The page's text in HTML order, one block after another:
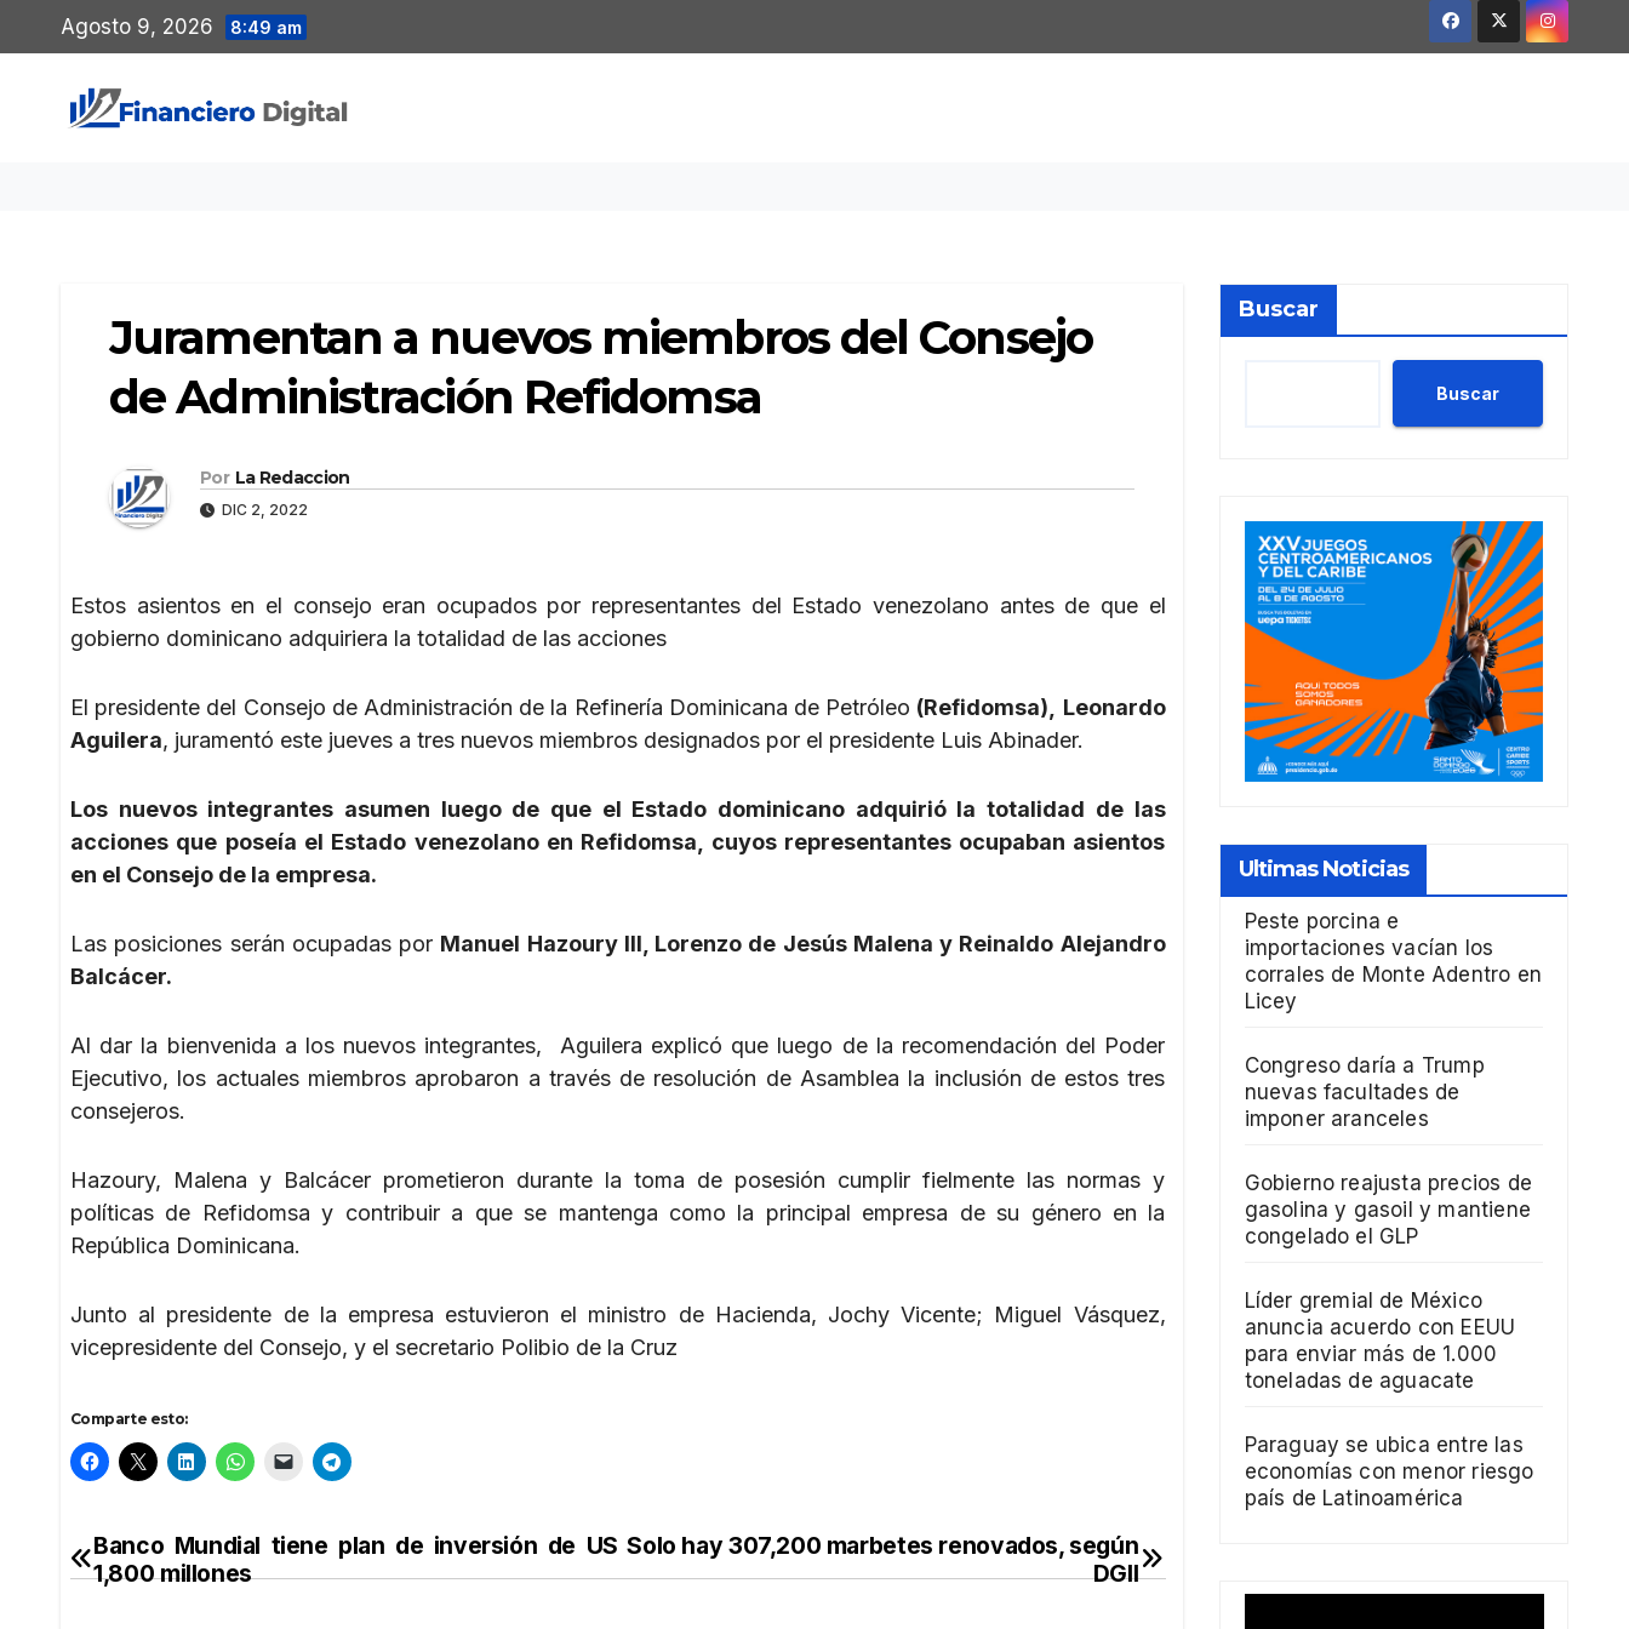
al
contenido
Agosto 9, 2026 8:49 am
Juramentan a nuevos miembros del Consejo
de Administración Refidomsa
Por La Redaccion
DIC 2, 2022
Estos asientos en el consejo eran ocupados por representantes del Estado venezolano antes de que el
gobierno dominicano adquiriera la totalidad de las acciones
El presidente del Consejo de Administración de la Refinería Dominicana de Petróleo (Refidomsa),
Leonardo
Aguilera, juramentó este jueves a tres nuevos miembros designados por el presidente Luis Abinader.
Los nuevos integrantes asumen luego de que el Estado dominicano adquirió la totalidad de las
acciones que poseía el Estado venezolano en Refidomsa, cuyos representantes ocupaban asientos
en el Consejo de la empresa.
Las posiciones serán ocupadas por Manuel Hazoury III, Lorenzo de Jesús Malena y Reinaldo Alejandro
Balcácer.
Al dar la bienvenida a los nuevos integrantes, Aguilera explicó que luego de la recomendación del Poder
Ejecutivo, los actuales miembros aprobaron a través de resolución de Asamblea la inclusión de estos tres
consejeros.
Hazoury, Malena y Balcácer prometieron durante la toma de posesión cumplir fielmente las normas y
políticas de Refidomsa y contribuir a que se mantenga como la principal empresa de su género en la
República Dominicana.
Junto al presidente de la empresa estuvieron el ministro de Hacienda, Jochy Vicente; Miguel Vásquez,
vicepresidente del Consejo, y el secretario Polibio de la Cruz
Comparte esto:
Navegación
Solo hay 307,200 marbetes renovados, según
DGII
Banco Mundial tiene plan de inversión de US
1,800 millones
Buscar
Buscar
Ultimas Noticias
Peste porcina e
importaciones vacían los
corrales de Monte Adentro en
Licey
Congreso daría a Trump
nuevas facultades de
imponer aranceles
Gobierno reajusta precios de
gasolina y gasoil y mantiene
congelado el GLP
Líder gremial de México
anuncia acuerdo con EEUU
para enviar más de 1.000
toneladas de aguacate
Paraguay se ubica entre las
economías con menor riesgo
país de Latinoamérica